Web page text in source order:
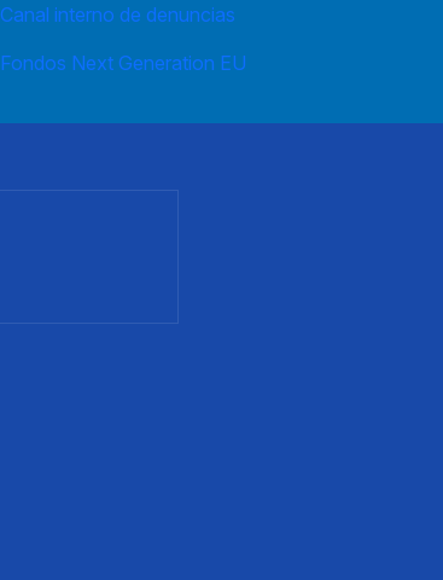
Canal interno de denuncias
Fondos Next Generation EU